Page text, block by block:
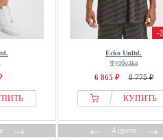
-
Ecko Unltd.
Футболка
6 865 ₽ 8 775 ₽
КУПИТЬ
→ ←4 цвета→